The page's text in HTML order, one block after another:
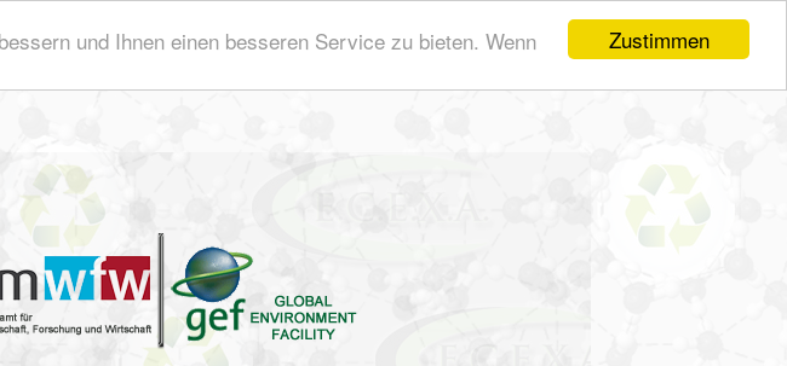
Zustimmen
und Ihnen einen besseren Service zu bieten. Wenn
Tätigkeitsbereiche Mitglieder Kontakt